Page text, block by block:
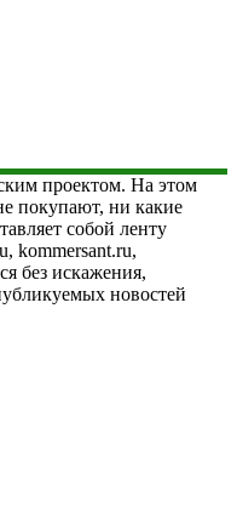
проектом. На этом
покупают, ни какие
собой ленту
kommersant.ru,
без искажения,
новостей